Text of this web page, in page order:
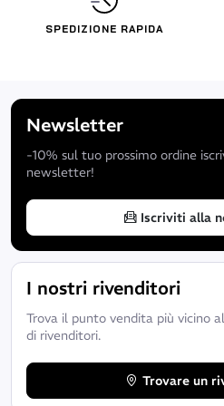
Un secondo Ink print è posizionato
neoprene di questa zona, molto
subacquea.
L’assemblaggio dei pannelli in
le infiltrazioni di acqua nella muta,
termico.
Caratteristiche
- Modello esclusivo Beuchat
SPEDIZIONE RAPIDA
Newsletter
-10% sul tuo prossimo ordine
newsletter!
Iscriviti alla
I nostri rivenditori
Trova il punto vendita più vicino
di rivenditori.
Trovare un